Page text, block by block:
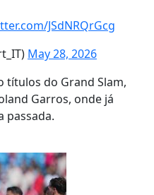
JSdNRQrGcg
May 28, 2026
títulos do Grand Slam,
Garros, onde já
passada.